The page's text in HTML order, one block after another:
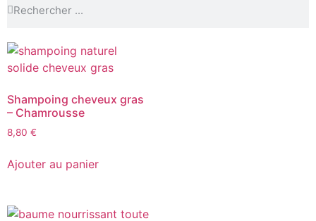
Shampoing cheveux gras
– Chamrousse
8,80 €
Ajouter au panier